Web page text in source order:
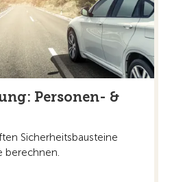
Personen- &
Sicherheitsbausteine
berechnen.